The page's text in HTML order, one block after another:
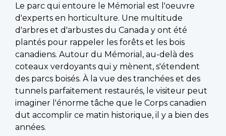
Le parc qui entoure le Mémorial est l'oeuvre
d'experts en horticulture. Une multitude
d'arbres et d'arbustes du Canada y ont été
plantés pour rappeler les forêts et les bois
canadiens. Autour du Mémorial, au-delà des
coteaux verdoyants qui y mènent, s'étendent
des parcs boisés. À la vue des tranchées et des
tunnels parfaitement restaurés, le visiteur peut
imaginer l'énorme tâche que le Corps canadien
dut accomplir ce matin historique, il y a bien des
années.